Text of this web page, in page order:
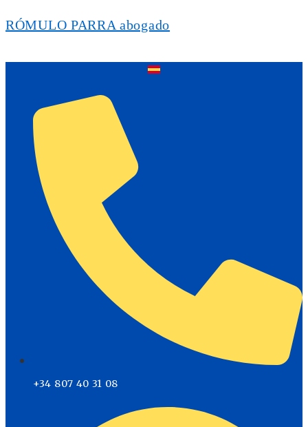
RÓMULO PARRA abogado
+34 807 40 31 08